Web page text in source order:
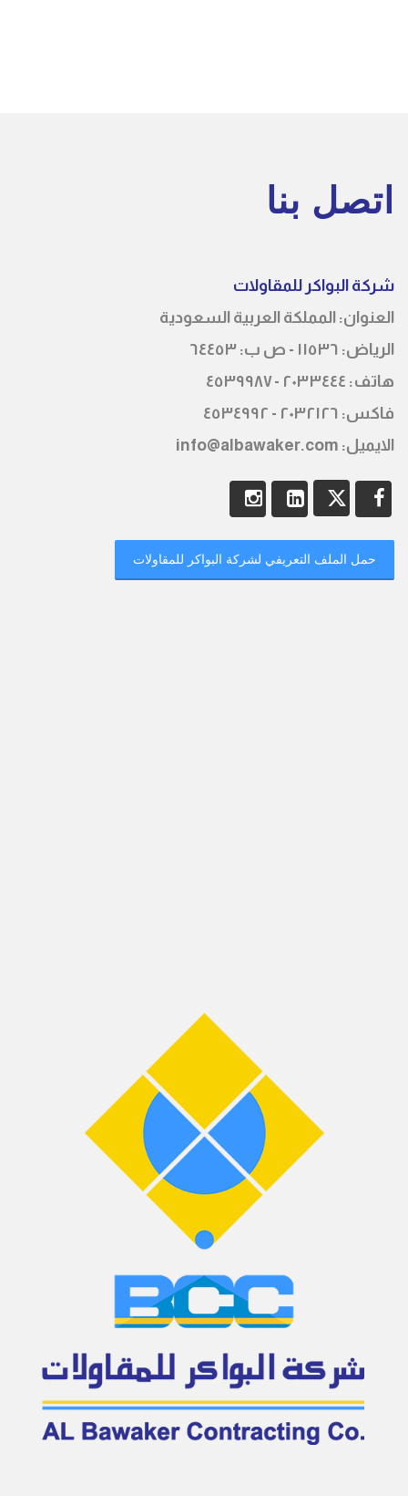
اتصل بنا
شركة البواكر للمقاوﻻت
العنوان: المملكة العربية السعودية
الرياض: ١١٥٣٦ - ص ب: ٦٤٤٥٣
ھاتف: ٢٠٣٣٤٤٤ - ٤٥٣٩٩٨٧
فاكس: ٢٠٣٢١٢٦ - ٤٥٣٤٩٩٢
الايميل: info@albawaker.com
حمل الملف التعريفي لشركة البواكر للمقاوﻻت